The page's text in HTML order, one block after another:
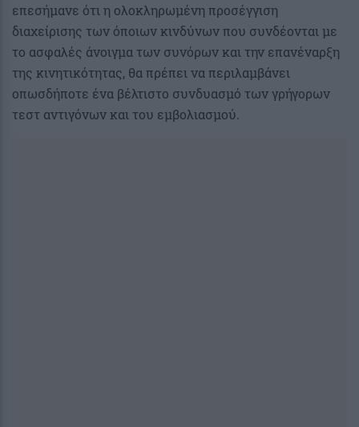
επεσήμανε ότι η ολοκληρωμένη προσέγγιση
διαχείρισης των όποιων κινδύνων που συνδέονται με
το ασφαλές άνοιγμα των συνόρων και την επανέναρξη
της κινητικότητας, θα πρέπει να περιλαμβάνει
οπωσδήποτε ένα βέλτιστο συνδυασμό των γρήγορων
τεστ αντιγόνων και του εμβολιασμού.